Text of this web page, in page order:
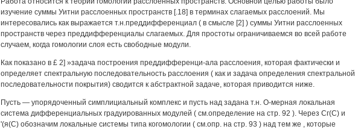
изучение суммы Уитни расслоенных пространств [.18] в терминах слагаемых расслоений. Мы
интересовались как выражается т.н.преддифференциал ( в смысле [2] ) суммы Уитни расслоенных
пространств через преддифференциалы слагаемых. Для простоты ограничиваемся во всей работе
случаем, когда гомологии слоя есть свободные модули.
Как показано в £ 2] »задача построения преддифференци-ала расслоения, которая фактически и
определяет спектральную последовательность расслоения ( как и задача определения спектральной
последовательности покрытия) сводится к абстрактной задаче, которая приводится ниже.
Пусть — упорядоченный симплициальный комплекс и пусть над задана т.н. О-мерная локальная
система дифференциальных градуированных модулей ( см.определение на стр. 92 ). Через Сг(С) и
'(я(С) обозначим локальные системы типа когомологии ( см.опр. на стр. 93 ) над тем же , которые